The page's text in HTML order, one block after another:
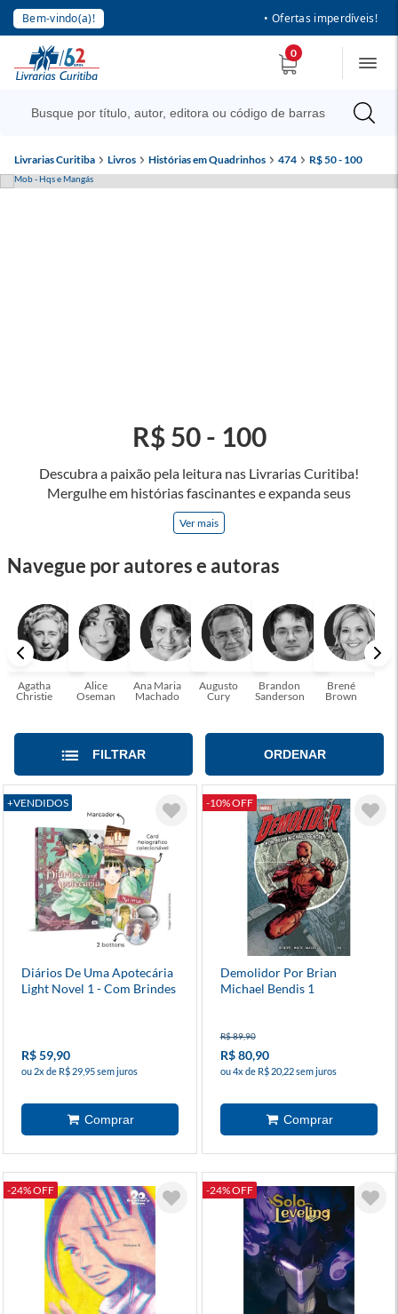
Bem-vindo(a)! • Ofertas imperdíveis!
0
Livrarias Curitiba Livros Histórias em Quadrinhos 474 R$ 50 - 100
Descubra a paixão pela leitura nas Livrarias Curitiba!
Mergulhe em histórias fascinantes e expanda seus
horizontes, onde cada página é uma porta para novos
universos e perspectivas. Ler nos permite viajar sem sair do
e tenha a oportunidade de alcançar o seu crescimento
passe um tempo no mundo da imaginação! A leitura
transforma vidas e estamos aqui para ajudar a transformar a
sua! Tenha certeza, temos o livro perfeito para você!
Ver mais
R$ 50 - 100
Navegue por autores e autoras
Agatha
Christie
Alice
Oseman
Ana Maria
Machado
Augusto
Cury
Brandon
Sanderson
Brené
Brown
FILTRAR ORDENAR
+VENDIDOS
Diários De Uma Apotecária
Light Novel 1 - Com Brindes
R$ 59,90
ou 2x de R$ 29,95 sem juros
-10% OFF
Demolidor Por Brian
Michael Bendis 1
R$ 89,90
R$ 80,90
ou 4x de R$ 20,22 sem juros
-24% OFF -24% OFF